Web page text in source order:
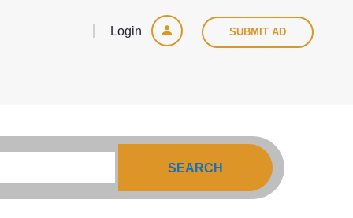
Login SUBMIT AD
SEARCH